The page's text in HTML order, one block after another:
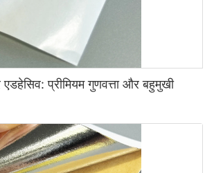
एडहेसिव: प्रीमियम गुणवत्ता और बहुमुखी